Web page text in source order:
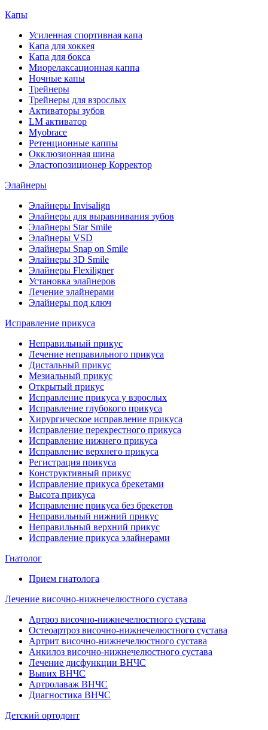
Капы
Усиленная спортивная капа
Капа для хоккея
Капа для бокса
Миорелаксационная каппа
Ночные капы
Трейнеры
Трейнеры для взрослых
Активаторы зубов
LM активатор
Myobrace
Ретенционные каппы
Окклюзионная шина
Эластопозиционер Корректор
Элайнеры
Элайнеры Invisalign
Элайнеры для выравнивания зубов
Элайнеры Star Smile
Элайнеры VSD
Элайнеры Snap on Smile
Элайнеры 3D Smile
Элайнеры Flexiligner
Установка элайнеров
Лечение элайнерами
Элайнеры под ключ
Исправление прикуса
Неправильный прикус
Лечение неправильного прикуса
Дистальный прикус
Мезиальный прикус
Открытый прикус
Исправление прикуса у взрослых
Исправление глубокого прикуса
Хирургическое исправление прикуса
Исправление перекрестного прикуса
Исправление нижнего прикуса
Исправление верхнего прикуса
Регистрация прикуса
Конструктивный прикус
Исправление прикуса брекетами
Высота прикуса
Исправление прикуса без брекетов
Неправильный нижний прикус
Неправильный верхний прикус
Исправление прикуса элайнерами
Гнатолог
Прием гнатолога
Лечение височно-нижнечелюстного сустава
Артроз височно-нижнечелюстного сустава
Остеоартроз височно-нижнечелюстного сустава
Артрит височно-нижнечелюстного сустава
Анкилоз височно-нижнечелюстного сустава
Лечение дисфункции ВНЧС
Вывих ВНЧС
Артролаваж ВНЧС
Диагностика ВНЧС
Детский ортодонт